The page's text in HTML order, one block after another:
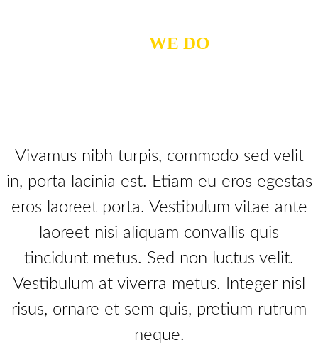
WE DO
Vivamus nibh turpis, commodo sed velit
in, porta lacinia est. Etiam eu eros egestas
eros laoreet porta. Vestibulum vitae ante
laoreet nisi aliquam convallis quis
tincidunt metus. Sed non luctus velit.
Vestibulum at viverra metus. Integer nisl
risus, ornare et sem quis, pretium rutrum
neque.